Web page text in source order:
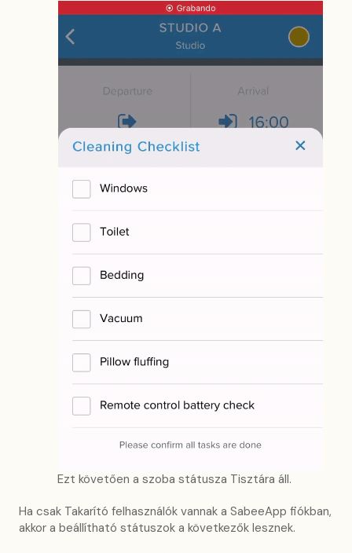
Ezt követően a szoba státusza Tisztára áll.
Ha csak Takarító felhasználók vannak a SabeeApp fiókban,
akkor a beállítható státuszok a következők lesznek.